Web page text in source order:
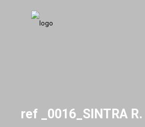
ref _0016_SINTRA